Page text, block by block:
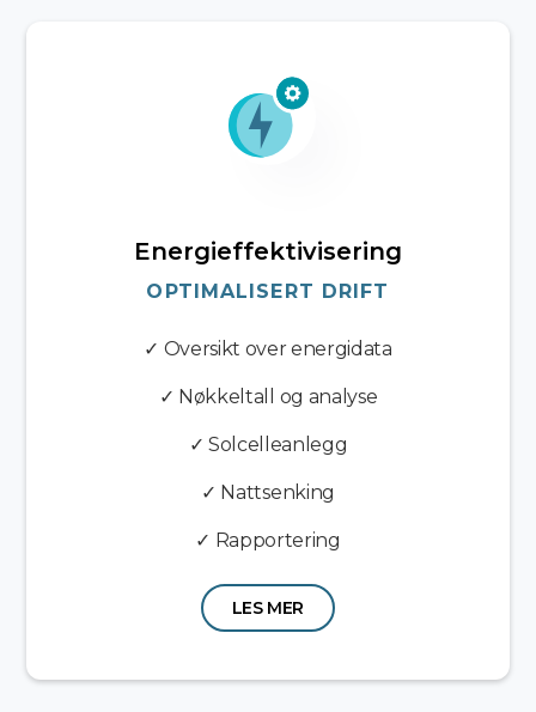
Energieffektivisering
OPTIMALISERT DRIFT
✓ Oversikt over energidata
✓ Nøkkeltall og analyse
✓ Solcelleanlegg
✓ Nattsenking
✓ Rapportering
LES MER